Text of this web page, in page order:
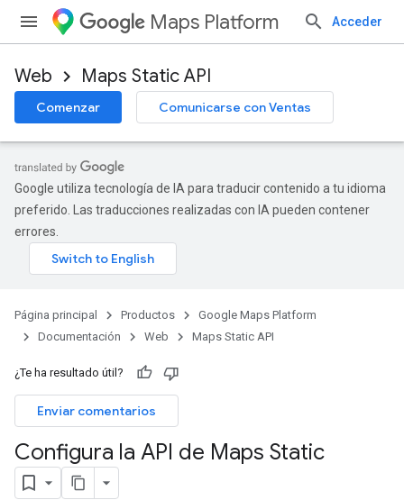
Maps Platform Acceder
Web Maps Static API
Comenzar Comunicarse con Ventas
Google utiliza tecnología de IA para traducir contenido a tu idioma
preferido. Las traducciones realizadas con IA pueden contener
errores.
Página principal Productos
Google Maps Platform
Documentación
Web Maps Static API
¿Te ha resultado útil?
Enviar comentarios
Configura la API de Maps Static